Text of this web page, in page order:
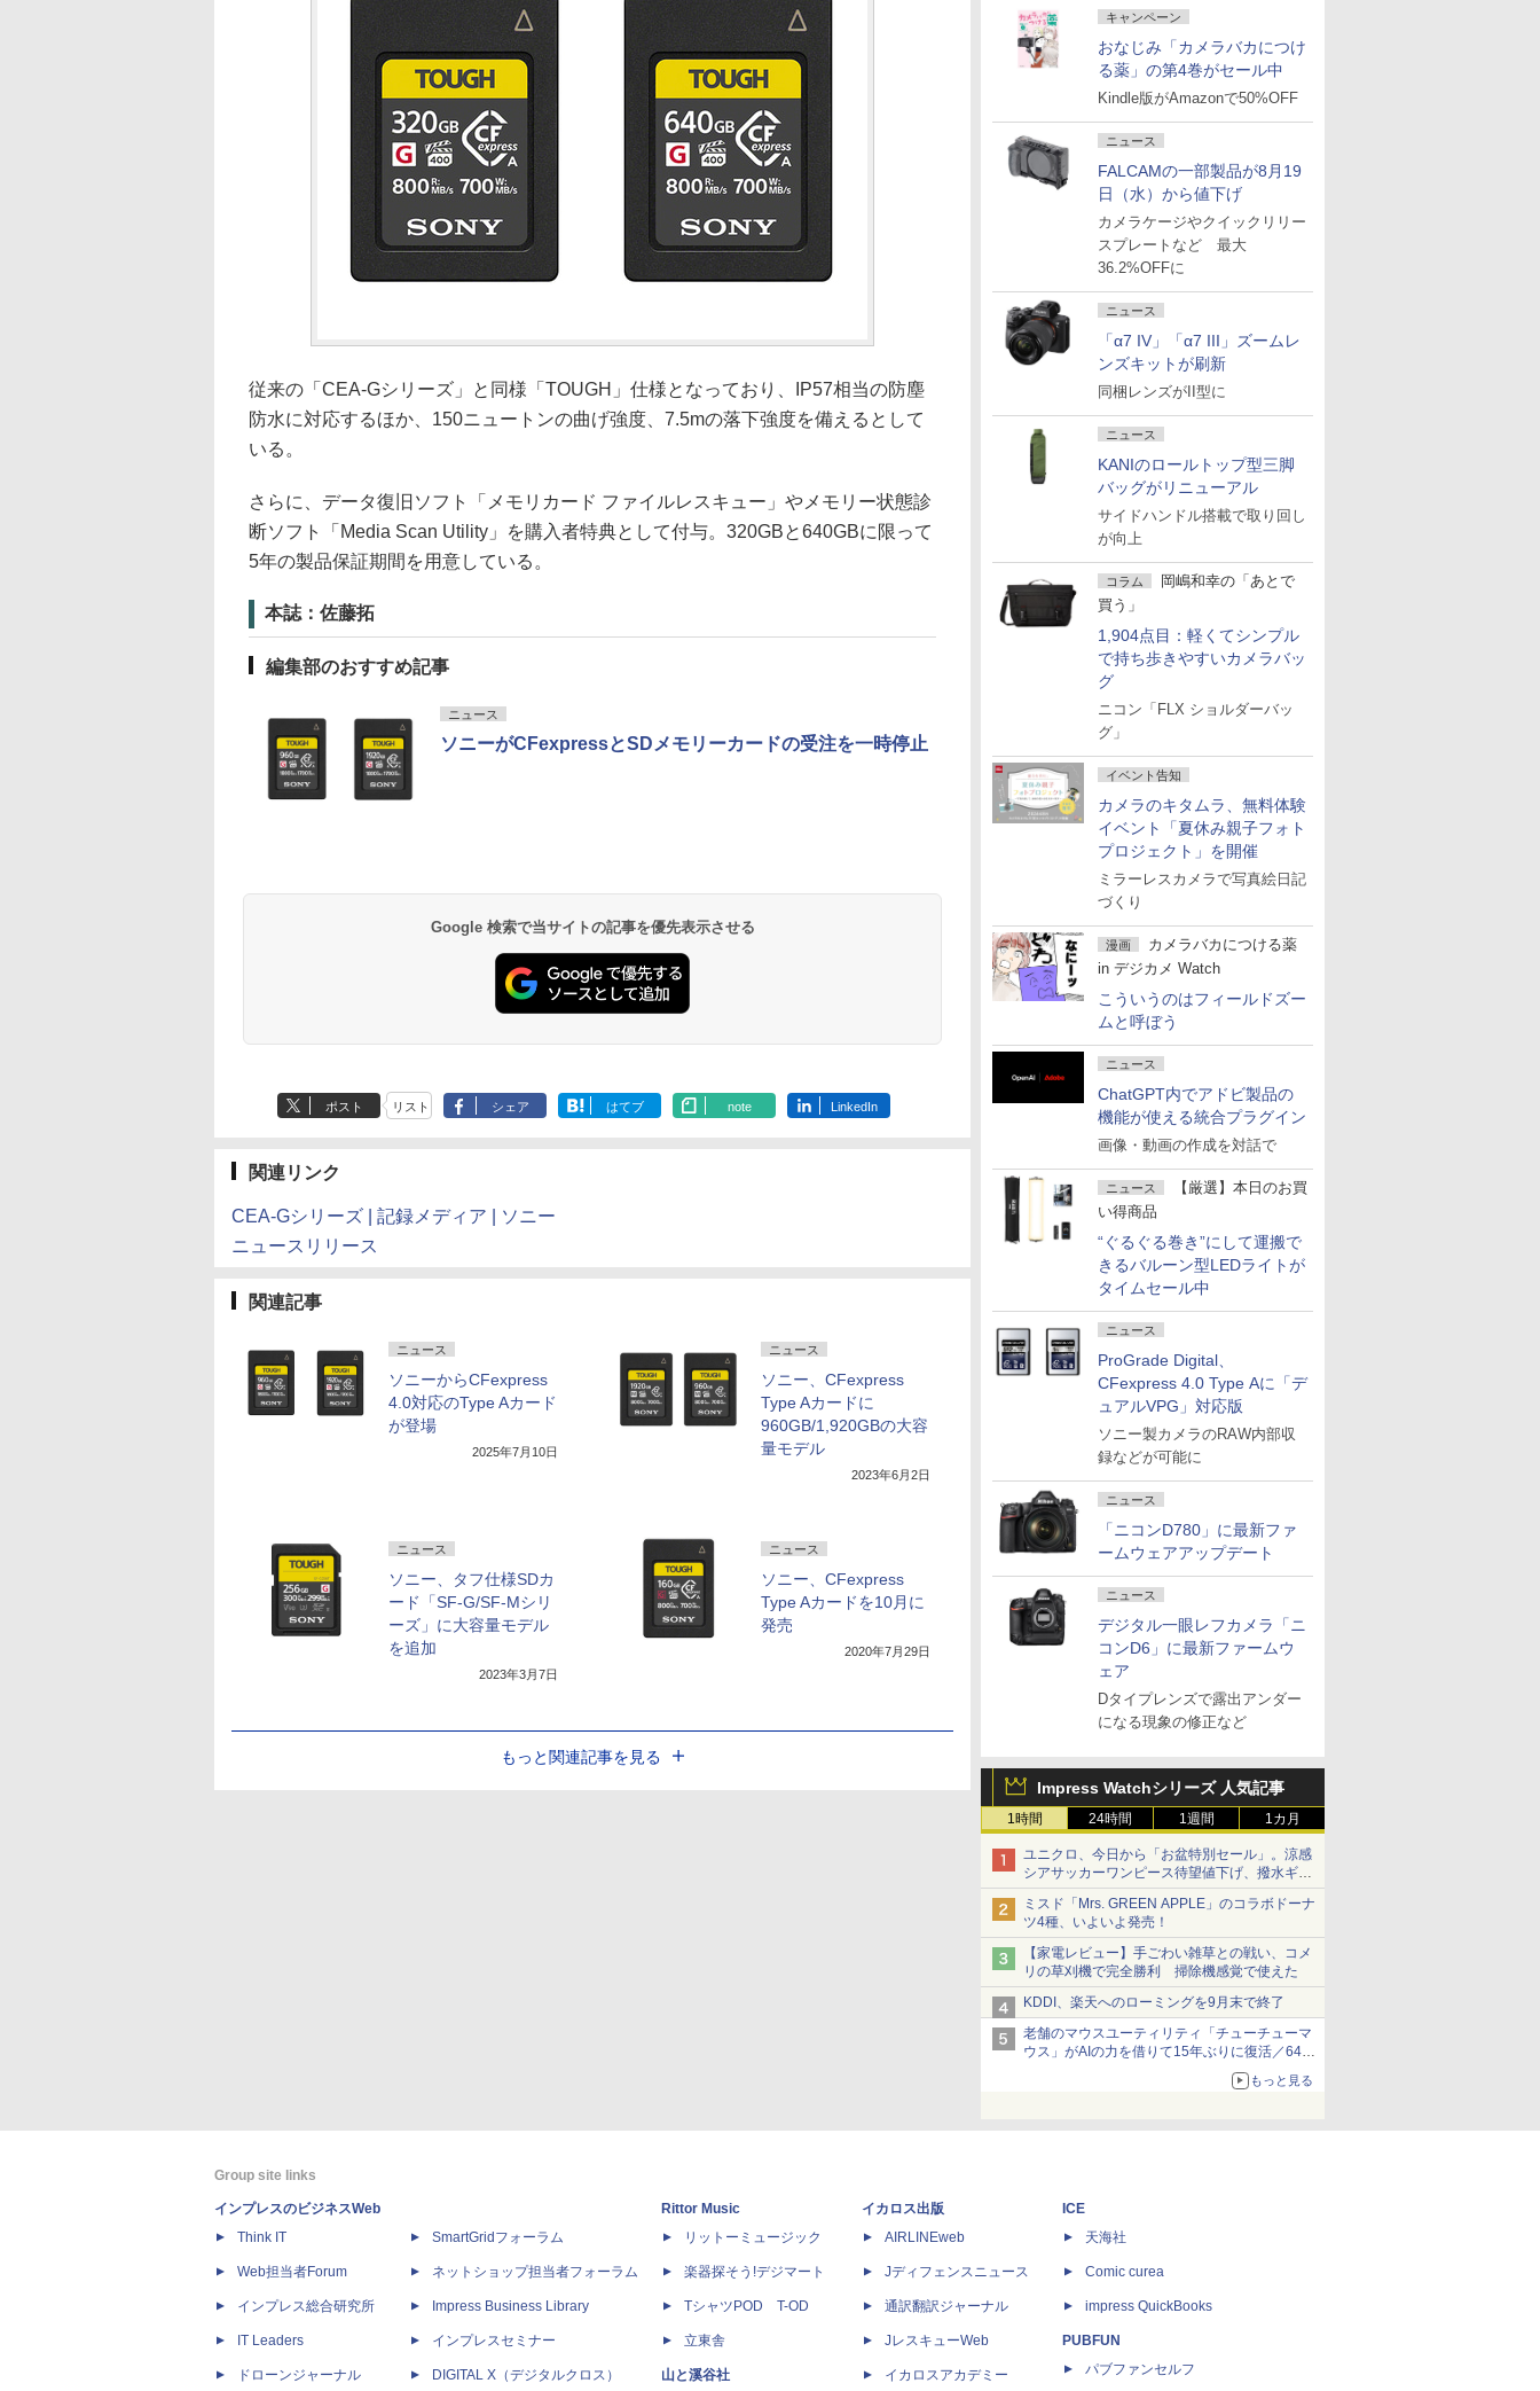
キャンペーン
おなじみ「カメラバカにつけ
る薬」の第4巻がセール中
Kindle版がAmazonで50%OFF
ニュース
FALCAMの一部製品が8月19
日（水）から値下げ
カメラケージやクイックリリー
スプレートなど 最大
36.2%OFFに
ニュース
「α7 IV」「α7 III」ズームレ
ンズキットが刷新
同梱レンズがII型に
ニュース
KANIのロールトップ型三脚
バッグがリニューアル
サイドハンドル搭載で取り回し
が向上
コラム
岡嶋和幸の「あとで
買う」
1,904点目：軽くてシンプル
で持ち歩きやすいカメラバッ
グ
ニコン「FLX ショルダーバッ
グ」
イベント告知
カメラのキタムラ、無料体験
イベント「夏休み親子フォト
プロジェクト」を開催
ミラーレスカメラで写真絵日記
づくり
漫画
カメラバカにつける薬
in デジカメ Watch
こういうのはフィールドズー
ムと呼ぼう
ニュース
ChatGPT内でアドビ製品の
機能が使える統合プラグイン
画像・動画の作成を対話で
ニュース
【厳選】本日のお買
い得商品
“ぐるぐる巻き”にして運搬で
きるバルーン型LEDライトが
タイムセール中
ニュース
ProGrade Digital、
CFexpress 4.0 Type Aに「デ
ュアルVPG」対応版
ソニー製カメラのRAW内部収
録などが可能に
ニュース
「ニコンD780」に最新ファ
ームウェアアップデート
ニュース
デジタル一眼レフカメラ「ニ
コンD6」に最新ファームウ
ェア
Dタイプレンズで露出アンダー
になる現象の修正など
Impress Watchシリーズ 人気記事
1時間 24時間 1週間 1カ月
ユニクロ、今日から「お盆特別セール」。涼感
シアサッカーワンピース待望値下げ、撥水ギア
ショーツは1990円に
ミスド「Mrs. GREEN APPLE」のコラボドーナ
ツ4種、いよいよ発売！
【家電レビュー】手ごわい雑草との戦い、コメ
リの草刈機で完全勝利 掃除機感覚で使えた
KDDI、楽天へのローミングを9月末で終了
老舗のマウスユーティリティ「チューチューマ
ウス」がAIの力を借りて15年ぶりに復活／64bit
化、Windows 10/11、「Chrome」も走り回
る。復活記念で2026年末まで500円
もっと見る
従来の「CEA-Gシリーズ」と同様「TOUGH」仕様となっており、IP57相当の防塵
防水に対応するほか、150ニュートンの曲げ強度、7.5mの落下強度を備えるとして
いる。
さらに、データ復旧ソフト「メモリカード ファイルレスキュー」やメモリー状態診
断ソフト「Media Scan Utility」を購入者特典として付与。320GBと640GBに限って
5年の製品保証期間を用意している。
本誌：佐藤拓
編集部のおすすめ記事
ニュース
ソニーがCFexpressとSDメモリーカードの受注を一時停止
Google 検索で当サイトの記事を優先表示させる
ポスト リスト シェア はてブ note LinkedIn
関連リンク
CEA-Gシリーズ | 記録メディア | ソニー
ニュースリリース
関連記事
ニュース
ソニーからCFexpress
4.0対応のType Aカード
が登場
2025年7月10日
ニュース
ソニー、CFexpress
Type Aカードに
960GB/1,920GBの大容
量モデル
2023年6月2日
ニュース
ソニー、タフ仕様SDカ
ード「SF-G/SF-Mシリ
ーズ」に大容量モデル
を追加
2023年3月7日
ニュース
ソニー、CFexpress
Type Aカードを10月に
発売
2020年7月29日
もっと関連記事を見る
Group site links
インプレスのビジネスWeb
Think IT
Web担当者Forum
インプレス総合研究所
IT Leaders
ドローンジャーナル
SmartGridフォーラム
ネットショップ担当者フォーラム
Impress Business Library
インプレスセミナー
DIGITAL X（デジタルクロス）
Rittor Music
リットーミュージック
楽器探そう!デジマート
TシャツPOD T-OD
立東舎
山と溪谷社
イカロス出版
AIRLINEweb
Jディフェンスニュース
通訳翻訳ジャーナル
JレスキューWeb
イカロスアカデミー
ICE
天海社
Comic curea
impress QuickBooks
PUBFUN
パブファンセルフ